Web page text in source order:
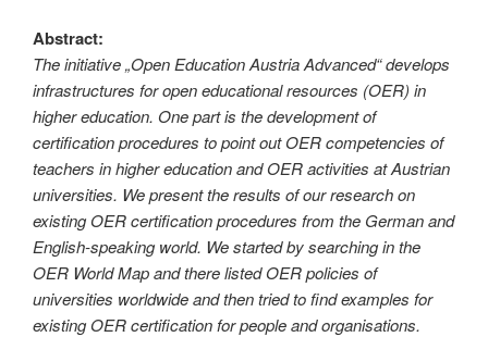
Abstract:
The initiative „Open Education Austria Advanced“ develops
infrastructures for open educational resources (OER) in
higher education. One part is the development of
certification procedures to point out OER competencies of
teachers in higher education and OER activities at Austrian
universities. We present the results of our research on
existing OER certification procedures from the German and
English-speaking world. We started by searching in the
OER World Map and there listed OER policies of
universities worldwide and then tried to find examples for
existing OER certification for people and organisations.